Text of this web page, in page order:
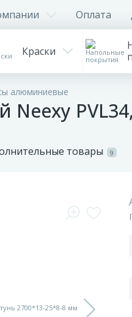
Оплата
Краски
алюминиевые
товары 9